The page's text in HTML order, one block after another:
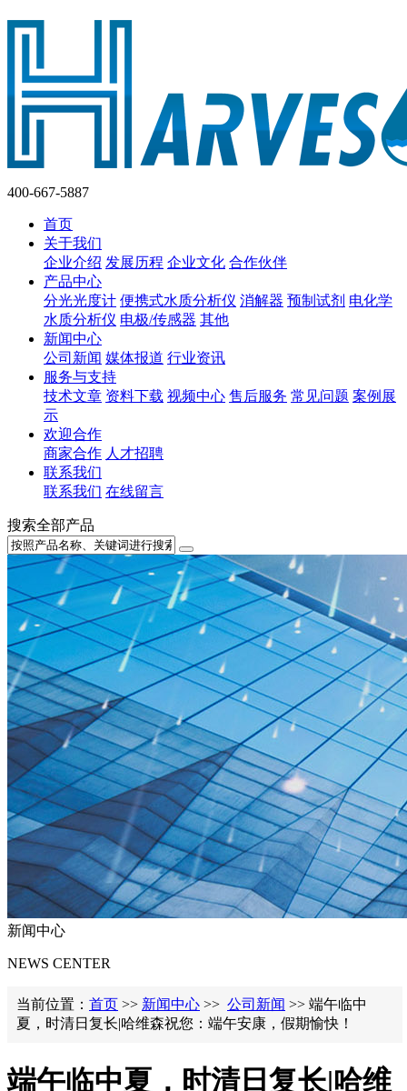
400-667-5887
首页
关于我们
企业介绍 发展历程 企业文化 合作伙伴
产品中心
分光光度计 便携式水质分析仪 消解器 预制试剂 电化学
水质分析仪 电极/传感器 其他
新闻中心
公司新闻 媒体报道 行业资讯
服务与支持
技术文章 资料下载 视频中心 售后服务 常见问题 案例展
示
欢迎合作
商家合作 人才招聘
联系我们
联系我们 在线留言
搜索全部产品
新闻中心
NEWS CENTER
当前位置： 首页 >> 新闻中心 >> 公司新闻 >> ​端午临中
夏，时清日复长|哈维森祝您：端午安康，假期愉快！
​端午临中夏，时清日复长|哈维